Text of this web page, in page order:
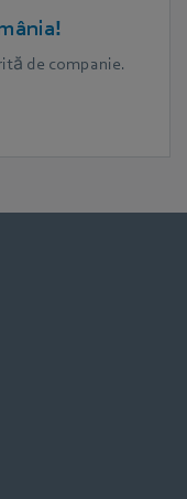
de companie.